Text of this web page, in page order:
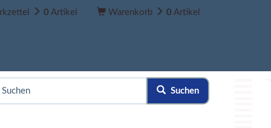
0 Artikel Warenkorb 0 Artikel
Suchen